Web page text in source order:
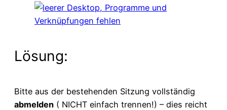
Lösung:
Bitte aus der bestehenden Sitzung vollständig
abmelden ( NICHT einfach trennen!) – dies reicht